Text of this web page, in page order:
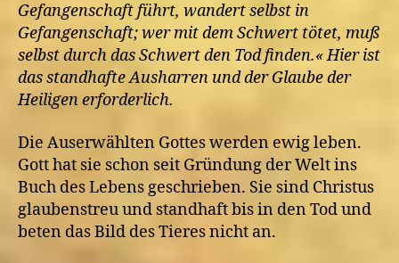
Gefangenschaft führt, wandert selbst in
Gefangenschaft; wer mit dem Schwert tötet, muß
selbst durch das Schwert den Tod finden.« Hier ist
das standhafte Ausharren und der Glaube der
Heiligen erforderlich.
Die Auserwählten Gottes werden ewig leben.
Gott hat sie schon seit Gründung der Welt ins
Buch des Lebens geschrieben. Sie sind Christus
glaubenstreu und standhaft bis in den Tod und
beten das Bild des Tieres nicht an.